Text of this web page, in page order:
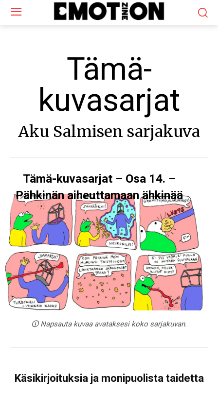
Tämä-
kuvasarjat
Aku Salmisen sarjakuva
Tämä-kuvasarjat – Osa 14. –
Pähkinän aiheuttamaan ähkinää
🛈 Napsauta kuvaa avataksesi koko sarjakuvan.
Käsikirjoituksia ja monipuolista taidetta